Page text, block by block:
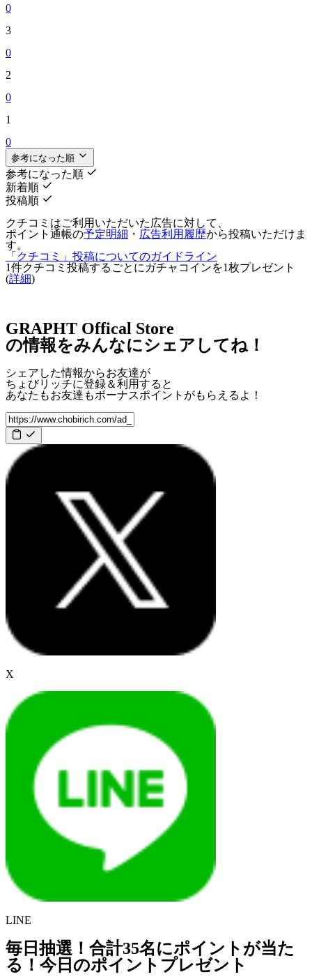
0
3
0
2
0
1
0
参考になった順
参考になった順
新着順
投稿順
クチコミはご利用いただいた広告に対して、
ポイント通帳の予定明細 ・ 広告利用履歴から投稿いただけま
す。
「クチコミ」投稿についてのガイドライン
1件クチコミ投稿するごとに ガチャコインを1枚プレゼント
(詳細)
GRAPHT Offical Store
の情報をみんなにシェアしてね！
シェアした情報からお友達が
ちょびリッチに登録＆利用すると
あなたもお友達もボーナスポイント がもらえるよ！
X
LINE
毎日抽選！合計35名にポイントが当た
る！今日のポイントプレゼント